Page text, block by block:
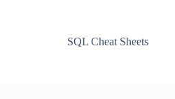
SQL Cheat Sheets